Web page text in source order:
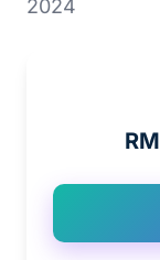
2024
RM